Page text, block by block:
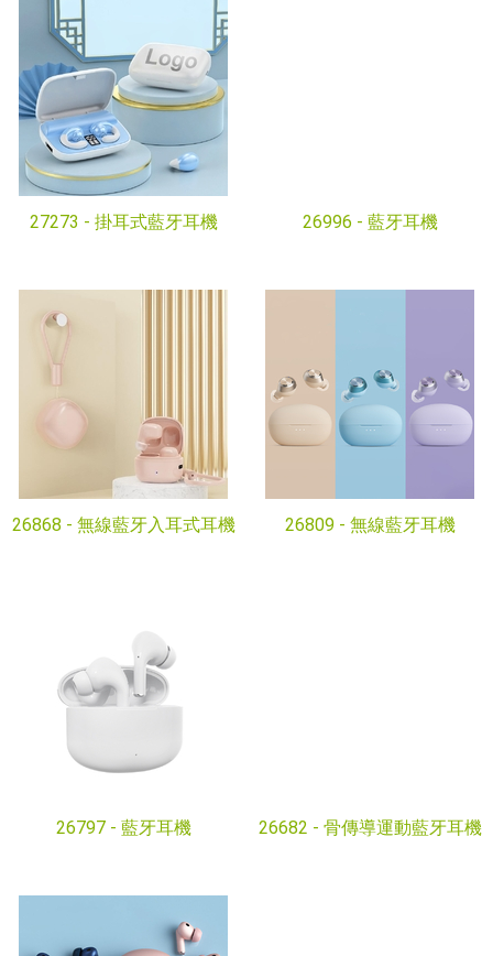
27273 - 掛耳式藍牙耳機 26996 - 藍牙耳機
26868 - 無線藍牙入耳式耳機 26809 - 無線藍牙耳機
26797 - 藍牙耳機 26682 - 骨傳導運動藍牙耳機